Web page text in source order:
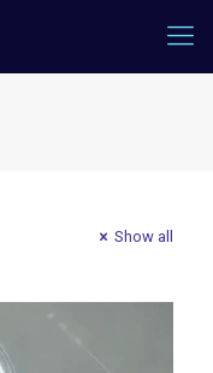
Show all